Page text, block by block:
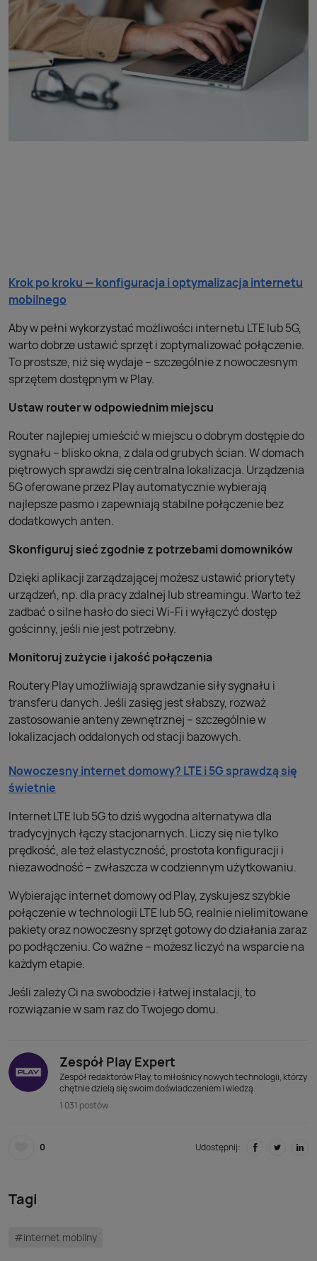
Krok po kroku — konfiguracja i optymalizacja internetu
mobilnego
Aby w pełni wykorzystać możliwości internetu LTE lub 5G,
warto dobrze ustawić sprzęt i zoptymalizować połączenie.
To prostsze, niż się wydaje – szczególnie z nowoczesnym
sprzętem dostępnym w Play.
Ustaw router w odpowiednim miejscu
Router najlepiej umieścić w miejscu o dobrym dostępie do
sygnału – blisko okna, z dala od grubych ścian. W domach
piętrowych sprawdzi się centralna lokalizacja. Urządzenia
5G oferowane przez Play automatycznie wybierają
najlepsze pasmo i zapewniają stabilne połączenie bez
dodatkowych anten.
Skonfiguruj sieć zgodnie z potrzebami domowników
Dzięki aplikacji zarządzającej możesz ustawić priorytety
urządzeń, np. dla pracy zdalnej lub streamingu. Warto też
zadbać o silne hasło do sieci Wi-Fi i wyłączyć dostęp
gościnny, jeśli nie jest potrzebny.
Monitoruj zużycie i jakość połączenia
Routery Play umożliwiają sprawdzanie siły sygnału i
transferu danych. Jeśli zasięg jest słabszy, rozważ
zastosowanie anteny zewnętrznej – szczególnie w
lokalizacjach oddalonych od stacji bazowych.
Nowoczesny internet domowy? LTE i 5G sprawdzą się
świetnie
Internet LTE lub 5G to dziś wygodna alternatywa dla
tradycyjnych łączy stacjonarnych. Liczy się nie tylko
prędkość, ale też elastyczność, prostota konfiguracji i
niezawodność – zwłaszcza w codziennym użytkowaniu.
Wybierając internet domowy od Play, zyskujesz szybkie
połączenie w technologii LTE lub 5G, realnie nielimitowane
pakiety oraz nowoczesny sprzęt gotowy do działania zaraz
po podłączeniu. Co ważne – możesz liczyć na wsparcie na
każdym etapie.
Jeśli zależy Ci na swobodzie i łatwej instalacji, to
rozwiązanie w sam raz do Twojego domu.
Zespół Play Expert
Zespół redaktorów Play, to miłośnicy nowych technologii, którzy
chętnie dzielą się swoim doświadczeniem i wiedzą.
1 031 postów
0 Udostępnij:
Tagi
#internet mobilny